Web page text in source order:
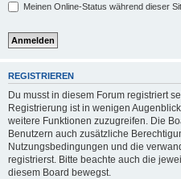
Meinen Online-Status während dieser
REGISTRIEREN
Du musst in diesem Forum registriert
Registrierung ist in wenigen
weitere Funktionen zuzugreifen. Die
Benutzern auch zusätzliche
Nutzungsbedingungen und die
registrierst. Bitte beachte auch die
diesem Board bewegst.